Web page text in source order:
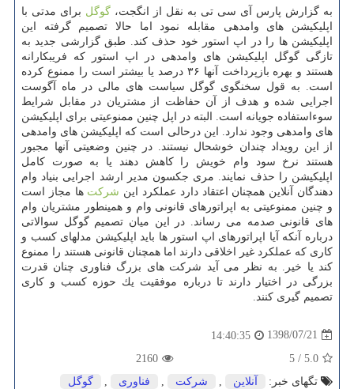
به گزارش پارس آی سی تی به نقل از انگجت، گوگل برای مدتی با
اپلیكیشن های وامدهی مقابله نمود اما حالا تصمیم گرفته این
اپلیكیشن ها را در اپ استور خود حذف كند. طبق گزارشی جدید به
تازگی گوگل اپلیكیشن های وامدهی در اپ استور كه فریبكارانه
هستند و بهره بازپرداخت آنها ۳۶ درصد یا بیشتر است را ممنوع كرده
است. به قول سخنگوی گوگل سیاست های مالی در ماه آگوست
اجرایی شده و هدف از آن حفاظت از مشتریان در مقابل شرایط
سوءاستفاده جویانه است. البته در اپل چنین ممنوعیتی برای اپلیكیشن
های وامدهی وجود ندارد. این درحالی است كه اپلیكیشن های وامدهی
از این رویداد چندان خوشحال نیستند. در چنین وضعیتی آنها مجبور
هستند نرخ سود وام خویش را كاهش دهند یا به صورت كامل
اپلیكیشن را حذف نمایند. مری جكسون مدیر ارشد اجرایی بنیاد وام
دهندگان آنلاین همچنان اعتقاد دارد عملكرد این شركت ها مجاز است
و چنین ممنوعیتی به اپراتورهای قانونی وام و همینطور مشتریان وام
های قانونی صدمه می رساند. در این میان تصمیم گوگل سوالاتی
درباره آنكه آیا اپراتورهای اپ استور ها باید اپلیكیشن مدلهای كسب و
كاری كه عملكرد غیر اخلاقی دارند اما همچنان قانونی هستند را ممنوع
كند یا خیر. به نظر می آید شركت های بزرگ فناوری چنان قدرت
بزرگی در اختیار دارند تا درباره موفقیت یك حوزه كسب و كاری
تصمیم گیری كنند.
1398/07/21
14:40:35
5.0
/
5
2160
تگهای خبر:
آنلاین شركت فناوری گوگل